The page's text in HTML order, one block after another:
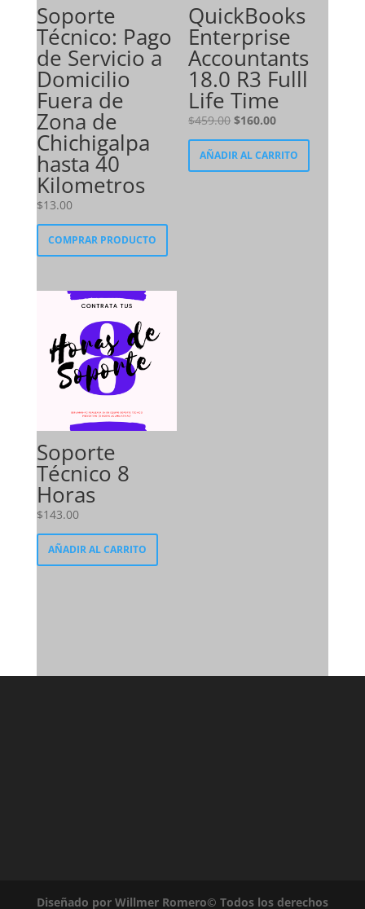
Soporte
Técnico: Pago
de Servicio a
Domicilio
Fuera de
Zona de
Chichigalpa
hasta 40
Kilometros
$13.00
COMPRAR PRODUCTO
QuickBooks
Enterprise
Accountants
18.0 R3 Fulll
Life Time
$459.00 El
precio
original
era:
$160.00El
precio
actual
es:
AÑADIR AL CARRITO
Soporte
Técnico 8
Horas
$143.00
AÑADIR AL CARRITO
Diseñado por Willmer Romero© Todos los derechos